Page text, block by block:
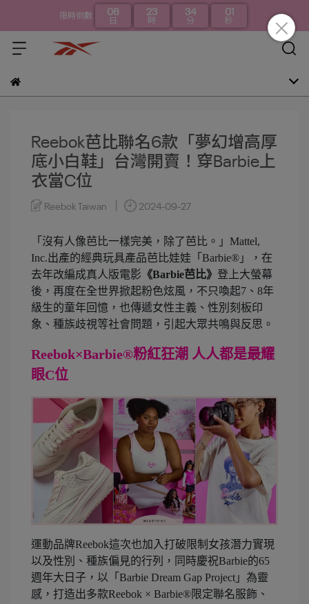
限時倒數 08
日
23
時
34
分
00
秒
Reebok芭比聯名6款「夢幻增高厚
底小白鞋」台灣開賣！穿Barbie上
衣當C位
Reebok Taiwan 2024-09-27
「沒有人像芭比一樣完美，除了芭比。」Mattel,
Inc.出產的經典玩具產品芭比娃娃「Barbie®」，在
去年改編成真人版電影 《Barbie芭比》 登上大螢幕
後，再度在全世界掀起粉色炫風，不只喚起7、8年
級生的童年回憶，也傳遞女性主義、性別刻板印
象、種族歧視等社會問題，引起大眾共鳴與反思。
Reebok×Barbie®粉紅狂潮 人人都是最耀
眼C位
運動品牌Reebok這次也加入打破限制女孩潛力實現
以及性別、種族偏見的行列，同時慶祝Barbie的65
週年大日子，以「Barbie Dream Gap Project」為靈
感，打造出多款Reebok × Barbie®限定聯名服飾、